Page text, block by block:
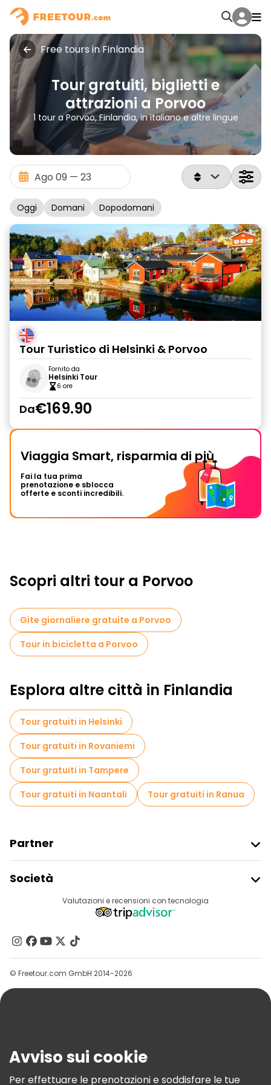
Free tours in Finlandia
Tour gratuiti, biglietti e
attrazioni a Porvoo
1 tour a Porvoo, Finlandia, in italiano e altre lingue
Oggi Domani Dopodomani
Tour Turistico di Helsinki & Porvoo
Fornito da
Helsinki Tour
6 ore
Da€169.90
Viaggia Smart, risparmia di più
Fai la tua prima
prenotazione e sblocca
offerte e sconti incredibili.
Scopri altri tour a Porvoo
Gite giornaliere gratuite a Porvoo
Tour in bicicletta a Porvoo
Esplora altre città in Finlandia
Tour gratuiti in Helsinki
Tour gratuiti in Rovaniemi
Tour gratuiti in Tampere
Tour gratuiti in Naantali
Tour gratuiti in Ranua
Partner
Accesso Del Fornitore
Programma Di Affiliazione
Società
Destinazioni
Contattaci
Gruppi
Aiuto
Termini E Condizioni
Informativa Sui Cookie
Valutazioni e recensioni con tecnologia
© Freetour.com GmbH 2014-2026
Avviso sui cookie
Per effettuare le prenotazioni e soddisfare le tue